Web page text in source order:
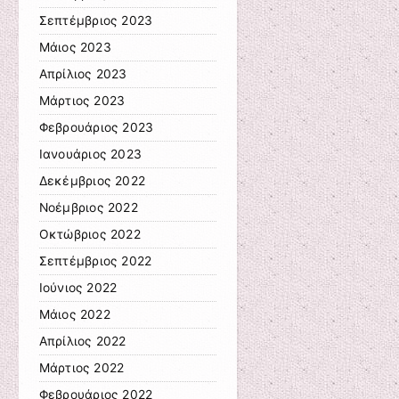
Σεπτέμβριος 2023
Μάιος 2023
Απρίλιος 2023
Μάρτιος 2023
Φεβρουάριος 2023
Ιανουάριος 2023
Δεκέμβριος 2022
Νοέμβριος 2022
Οκτώβριος 2022
Σεπτέμβριος 2022
Ιούνιος 2022
Μάιος 2022
Απρίλιος 2022
Μάρτιος 2022
Φεβρουάριος 2022